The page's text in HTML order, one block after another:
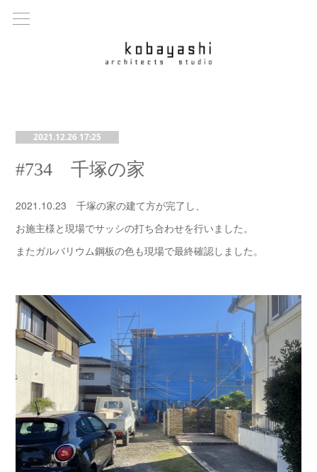
2021.12.26 17:25
#734 千塚の家
2021.10.23 千塚の家の建て方が完了し、
お施主様と現場でサッシの打ち合わせを行いました。
またガルバリウム鋼板の色も現場で最終確認しました。